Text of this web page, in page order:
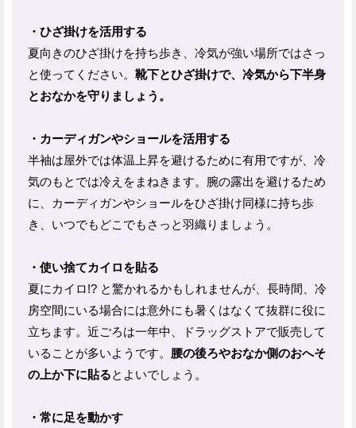
・ひざ掛けを活用する
夏向きのひざ掛けを持ち歩き、冷気が強い場所ではさっ
と使ってください。 靴下とひざ掛けで、冷気から下半身
とおなかを守りましょう。
・カーディガンやショールを活用する
半袖は屋外では体温上昇を避けるために有用ですが、冷
気のもとでは冷えをまねきます。腕の露出を避けるため
に、カーディガンやショールをひざ掛け同様に持ち歩
き、いつでもどこでもさっと羽織りましょう。
・使い捨てカイロを貼る
夏にカイロ!? と驚かれるかもしれませんが、長時間、冷
房空間にいる場合には意外にも暑くはなくて抜群に役に
立ちます。近ごろは一年中、ドラッグストアで販売して
いることが多いようです。 腰の後ろやおなか側のおへそ
の上か下に貼るとよいでしょう。
・常に足を動かす